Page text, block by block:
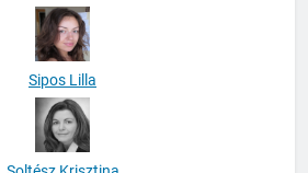
Sipos Lilla